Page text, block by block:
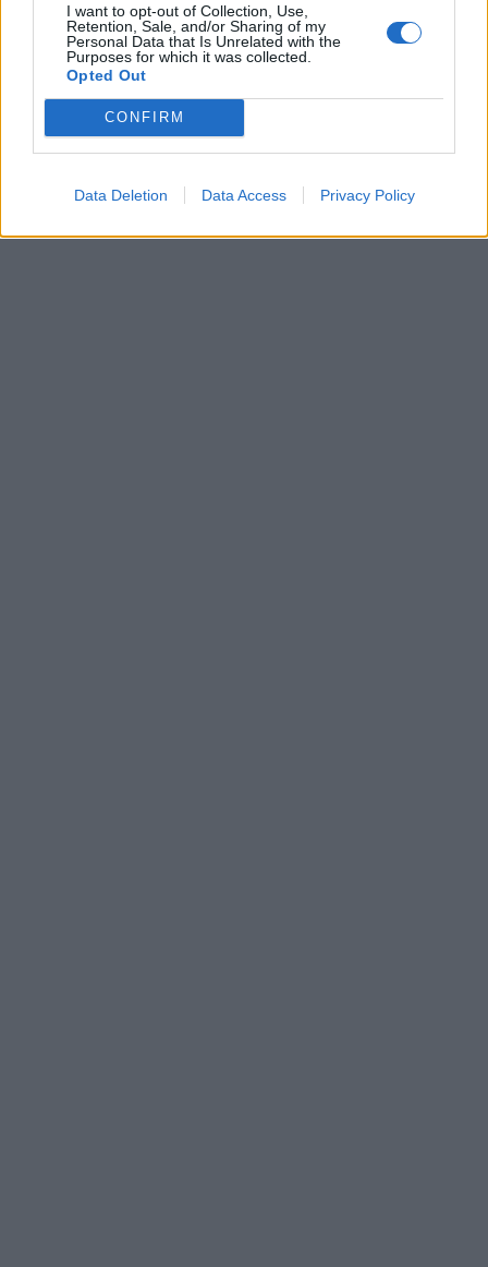
I want to opt-out of Collection, Use,
Retention, Sale, and/or Sharing of my
Personal Data that Is Unrelated with the
Purposes for which it was collected.
Opted Out
CONFIRM
Data Deletion Data Access Privacy Policy